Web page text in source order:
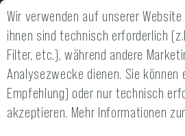
2 JAHRE GEWÄHRLEISTUNG
Wir verwenden auf unserer Website
ihnen sind technisch erforderlich
Filter, etc.), während andere
Analysezwecke dienen. Sie können
Empfehlung) oder nur technisch
akzeptieren. Mehr Informationen